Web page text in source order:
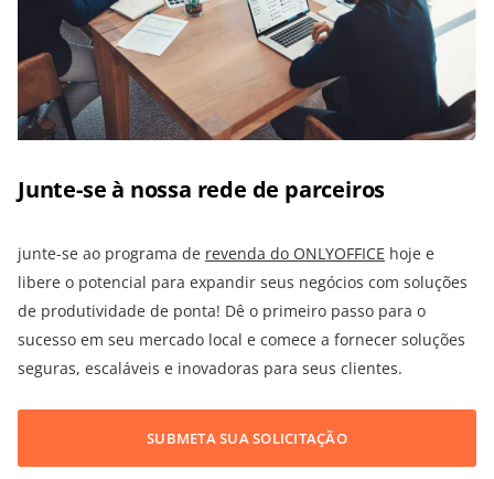
Junte-se à nossa rede de parceiros
junte-se ao programa de revenda do ONLYOFFICE hoje e
libere o potencial para expandir seus negócios com soluções
de produtividade de ponta! Dê o primeiro passo para o
sucesso em seu mercado local e comece a fornecer soluções
seguras, escaláveis e inovadoras para seus clientes.
SUBMETA SUA SOLICITAÇÃO